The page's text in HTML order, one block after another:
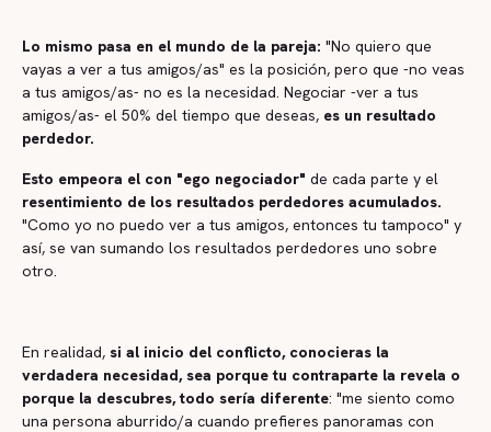
Lo mismo pasa en el mundo de la pareja: "No quiero que
vayas a ver a tus amigos/as" es la posición, pero que -no veas
a tus amigos/as- no es la necesidad. Negociar -ver a tus
amigos/as- el 50% del tiempo que deseas, es un resultado
perdedor.
Esto empeora el con "ego negociador" de cada parte y el
resentimiento de los resultados perdedores acumulados.
"Como yo no puedo ver a tus amigos, entonces tu tampoco" y
así, se van sumando los resultados perdedores uno sobre
otro.
En realidad, si al inicio del conflicto, conocieras la
verdadera necesidad, sea porque tu contraparte la revela o
porque la descubres, todo sería diferente: "me siento como
una persona aburrido/a cuando prefieres panoramas con